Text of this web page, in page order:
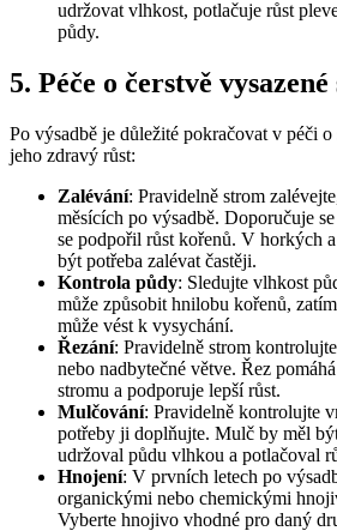
udržovat vlhkost, potlačuje růst
půdy.
5. Péče o čerstvě
Po výsadbě je důležité pokračovat v péči
jeho zdravý růst:
Zalévání: Pravidelně strom
měsících po výsadbě. Doporučuje
se podpořil růst kořenů. V horkých
být potřeba zalévat častěji.
Kontrola půdy: Sledujte vlhkost
může způsobit hnilobu kořenů,
může vést k vysychání.
Řezání: Pravidelně strom
nebo nadbytečné větve. Řez
stromu a podporuje lepší růst.
Mulčování: Pravidelně kontrolujte
potřeby ji doplňujte. Mulč by měl
udržoval půdu vlhkou a potlačoval
Hnojení: V prvních letech po
organickými nebo chemickými
Vyberte hnojivo vhodné pro daný